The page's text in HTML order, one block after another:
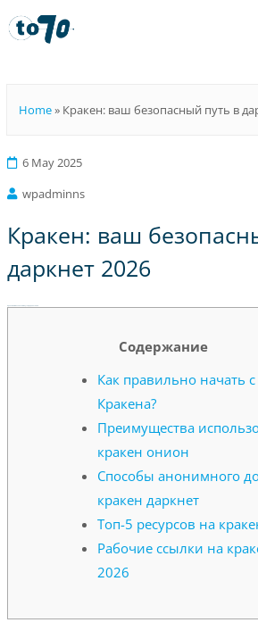
Home» Кракен: ваш безопасный путь в
6 May 2025
wpadminns
Кракен: ваш
даркнет 2026
Содержание
Как правильно начать с
Кракена?
Преимущества
кракен онион
Способы анонимного
кракен даркнет
Топ-5 ресурсов на
Рабочие ссылки на
2026